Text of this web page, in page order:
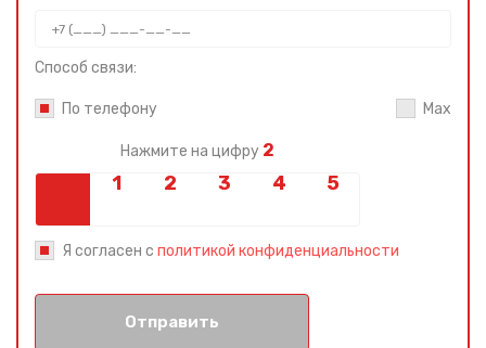
Способ связи:
По телефону Max
Нажмите на цифру 2
Я согласен с политикой конфиденциальности
Отправить